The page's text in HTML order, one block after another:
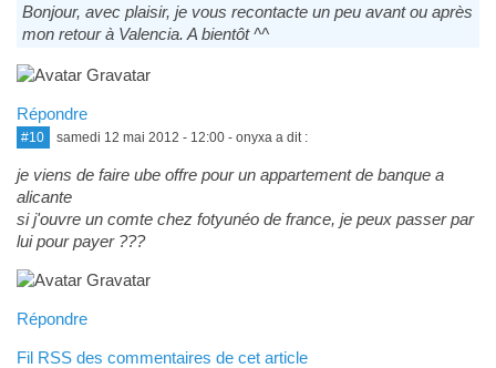
Bonjour, avec plaisir, je vous recontacte un peu avant ou après
mon retour à Valencia. A bientôt ^^
Répondre
#10 samedi 12 mai 2012 - 12:00- onyxa a dit :
je viens de faire ube offre pour un appartement de banque a
alicante
si j'ouvre un comte chez fotyunéo de france, je peux passer par
lui pour payer ???
Répondre
Fil RSS des commentaires de cet article